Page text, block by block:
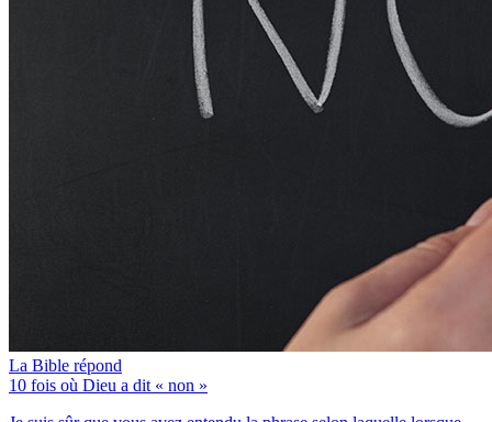
La Bible répond
10 fois où Dieu a dit « non »